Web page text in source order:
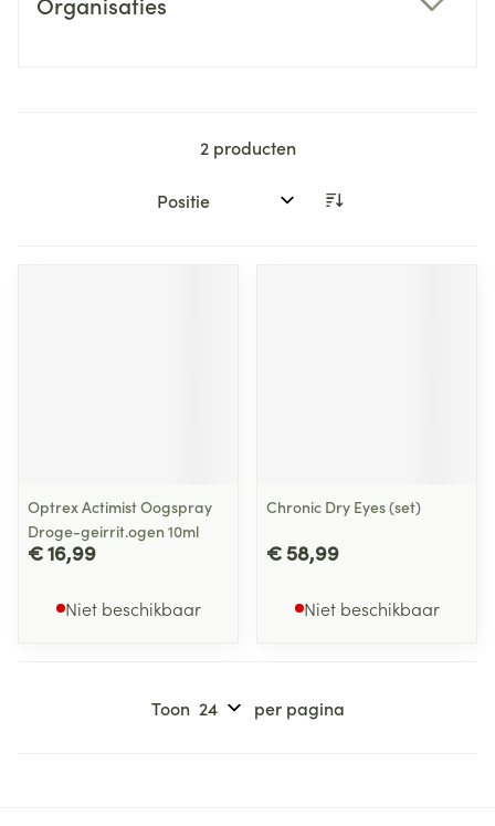
2producten
Sorteer op:
Optrex Actimist Oogspray
Droge-geirrit.ogen 10ml
€ 16,99
Niet beschikbaar
Chronic Dry Eyes (set)
€ 58,99
Niet beschikbaar
Toon per pagina